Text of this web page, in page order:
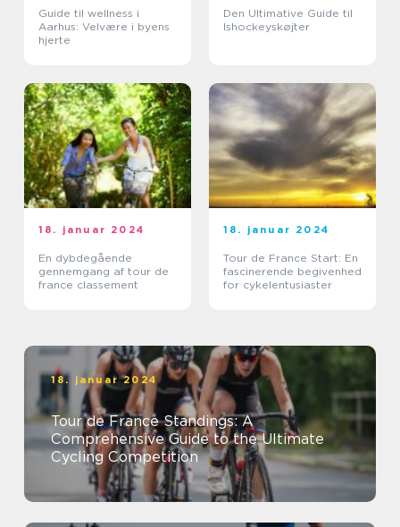
Guide til wellness i
Aarhus: Velvære i byens
hjerte
Den Ultimative Guide til
Ishockeyskøjter
18. januar 2024
En dybdegående
gennemgang af tour de
france classement
18. januar 2024
Tour de France Start: En
fascinerende begivenhed
for cykelentusiaster
18. januar 2024
Tour de France Standings: A
Comprehensive Guide to the Ultimate
Cycling Competition